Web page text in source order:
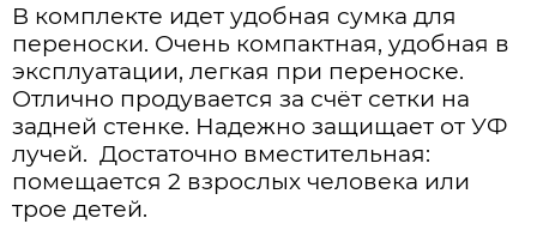
В комплекте идет удобная сумка для
переноски. Очень компактная, удобная в
эксплуатации, легкая при переноске.
Отлично продувается за счёт сетки на
задней стенке. Надежно защищает от УФ
лучей. Достаточно вместительная:
помещается 2 взрослых человека или
трое детей.